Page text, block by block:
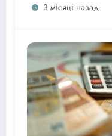
3 місяці назад